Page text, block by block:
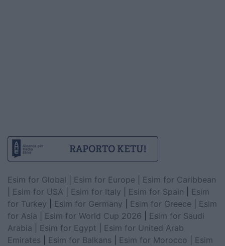
Esim for Global Esim for Europe
Esim for Caribbean
Esim for USA Esim for Italy Esim for Spain
Esim
for Turkey
Esim for Germany Esim for Greece
Esim
for Asia
Esim for World Cup 2026
Esim for Saudi
Arabia
Esim for Egypt
Esim for United Arab
Emirates
Esim for Balkans Esim for Morocco
Esim